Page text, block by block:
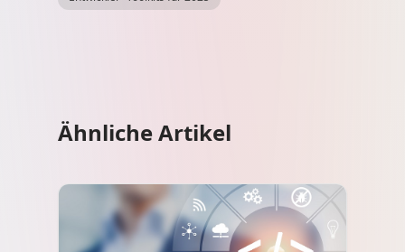
Ähnliche Artikel